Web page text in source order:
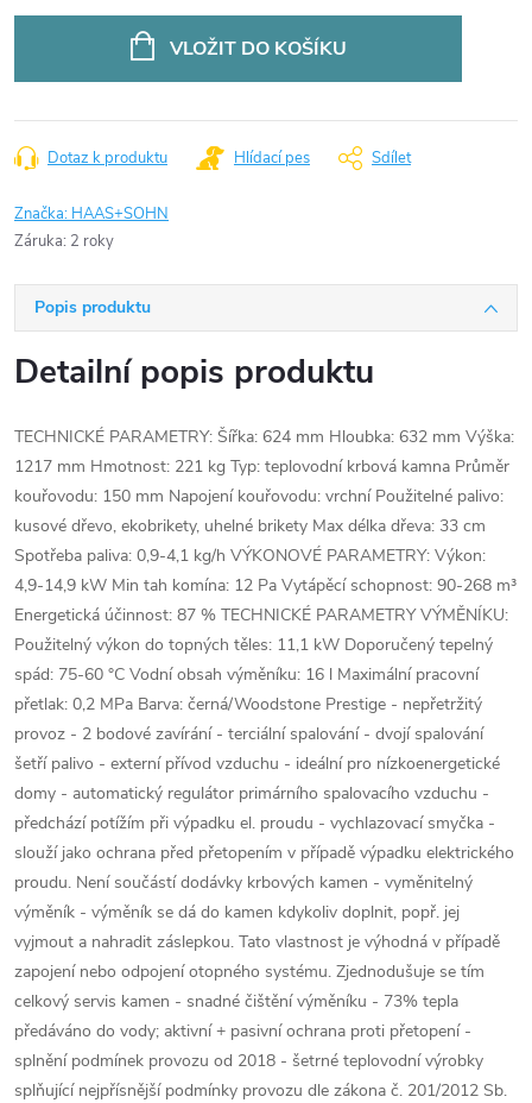
VLOŽIT DO KOŠÍKU
Dotaz k produktu Hlídací pes Sdílet
Značka: HAAS+SOHN
Záruka: 2 roky
Popis produktu
Detailní popis produktu
TECHNICKÉ PARAMETRY: Šířka: 624 mm Hloubka: 632 mm Výška:
1217 mm Hmotnost: 221 kg Typ: teplovodní krbová kamna Průměr
kouřovodu: 150 mm Napojení kouřovodu: vrchní Použitelné palivo:
kusové dřevo, ekobrikety, uhelné brikety Max délka dřeva: 33 cm
Spotřeba paliva: 0,9-4,1 kg/h VÝKONOVÉ PARAMETRY: Výkon:
4,9-14,9 kW Min tah komína: 12 Pa Vytápěcí schopnost: 90-268 m³
Energetická účinnost: 87 % TECHNICKÉ PARAMETRY VÝMĚNÍKU:
Použitelný výkon do topných těles: 11,1 kW Doporučený tepelný
spád: 75-60 °C Vodní obsah výměníku: 16 l Maximální pracovní
přetlak: 0,2 MPa Barva: černá/Woodstone Prestige - nepřetržitý
provoz - 2 bodové zavírání - terciální spalování - dvojí spalování
šetří palivo - externí přívod vzduchu - ideální pro nízkoenergetické
domy - automatický regulátor primárního spalovacího vzduchu -
předchází potížím při výpadku el. proudu - vychlazovací smyčka -
slouží jako ochrana před přetopením v případě výpadku elektrického
proudu. Není součástí dodávky krbových kamen - vyměnitelný
výměník - výměník se dá do kamen kdykoliv doplnit, popř. jej
vyjmout a nahradit záslepkou. Tato vlastnost je výhodná v případě
zapojení nebo odpojení otopného systému. Zjednodušuje se tím
celkový servis kamen - snadné čištění výměníku - 73% tepla
předáváno do vody; aktivní + pasivní ochrana proti přetopení -
splnění podmínek provozu od 2018 - šetrné teplovodní výrobky
splňující nejpřísnější podmínky provozu dle zákona č. 201/2012 Sb.